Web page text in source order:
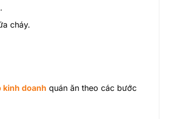
cháy.
kinh doanh quán ăn theo các bước